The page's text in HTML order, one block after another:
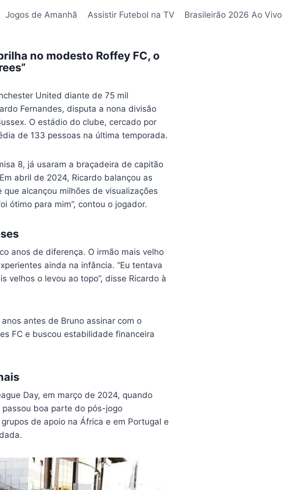
Jogos de Amanhã Assistir Futebol na TV Brasileirão 2026 Ao Vivo
no modesto Roffey FC, o
United diante de 75 mil
Fernandes, disputa a nona divisão
O estádio do clube, cercado por
de 133 pessoas na última temporada.
8, já usaram a braçadeira de capitão
abril de 2024, Ricardo balançou as
alcançou milhões de visualizações
ótimo para mim”, contou o jogador.
anos de diferença. O irmão mais velho
ainda na infância. “Eu tentava
velhos o levou ao topo”, disse Ricardo à
antes de Bruno assinar com o
FC e buscou estabilidade financeira
Day, em março de 2024, quando
boa parte do pós-jogo
de apoio na África e em Portugal e